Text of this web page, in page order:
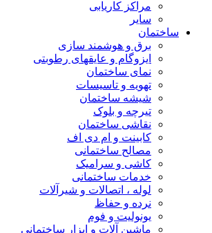
مراکز کاریابی
سایر
ساختمان
برق و هوشمند سازی
ایزوگام و عایقهای رطوبتی
نمای ساختمان
تهویه و تاسیسات
شیشه ساختمان
تیرچه و بلوک
نقاشی ساختمان
کابینت و ام دی اف
مصالح ساختمانی
کاشی و سرامیک
خدمات ساختمانی
لوله ، اتصالات و شیرآلات
نرده و حفاظ
یونولیت و فوم
ماشین آلات و ابزار ساختمانی